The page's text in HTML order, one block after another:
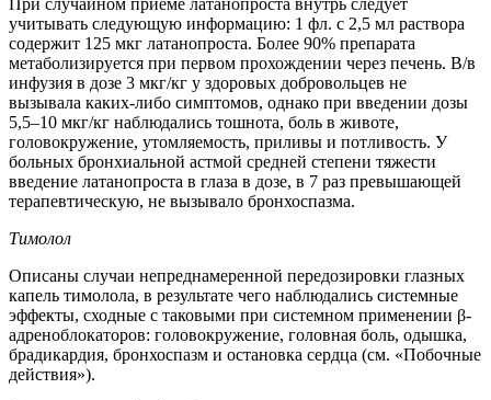
учитывать следующую информацию: 1 фл. с 2,5 мл раствора
содержит 125 мкг латанопроста. Более 90% препарата
метаболизируется при первом прохождении через печень. В/в
инфузия в дозе 3 мкг/кг у здоровых добровольцев не
вызывала каких-либо симптомов, однако при введении дозы
5,5–10 мкг/кг наблюдались тошнота, боль в животе,
головокружение, утомляемость, приливы и потливость. У
больных бронхиальной астмой средней степени тяжести
введение латанопроста в глаза в дозе, в 7 раз превышающей
терапевтическую, не вызывало бронхоспазма.
Тимолол
Описаны случаи непреднамеренной передозировки глазных
капель тимолола, в результате чего наблюдались системные
эффекты, сходные с таковыми при системном применении β-
адреноблокаторов: головокружение, головная боль, одышка,
брадикардия, бронхоспазм и остановка сердца (см. «Побочные
действия»).